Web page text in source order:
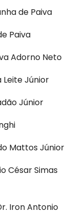
de Paiva
Paiva
Adorno Neto
Leite Júnior
Júnior
Mattos Júnior
César Simas
Iron Antonio